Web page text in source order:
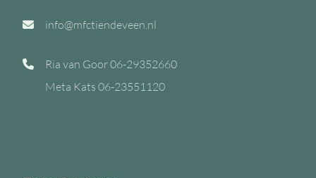
info@mfctiendeveen.nl
Ria van Goor06-29352660
Meta Kats 06-23551120